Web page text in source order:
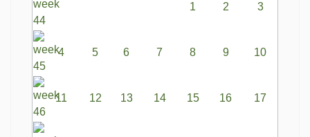
1 2 3
4 5 6 7 8 9 10
11 12 13 14 15 16 17